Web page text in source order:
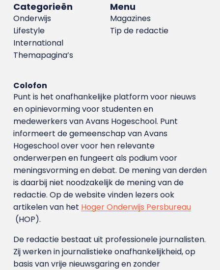
Menu
Magazines
Tip de redactie
Categorieën
Onderwijs
Lifestyle
International
Themapagina’s
Colofon
Punt is het onafhankelijke platform voor nieuws
en opinievorming voor studenten en
medewerkers van Avans Hoge­school. Punt
informeert de gemeenschap van Avans
Hogeschool over voor hen relevante
onderwerpen en fungeert als podium voor
meningsvorming en debat. De mening van derden
is daarbij niet noodzakelijk de mening van de
redactie. Op de website vinden lezers ook
artikelen van het Hoger Onderwijs Persbureau
(HOP).
De redactie bestaat uit professionele journalisten.
Zij werken in journalistieke onafhankelijkheid, op
basis van vrije nieuwsgaring en zonder